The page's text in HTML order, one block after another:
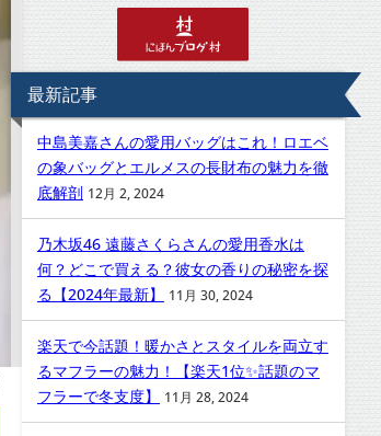
最新記事
中島美嘉さんの愛用バッグはこれ！ロエベ
の象バッグとエルメスの長財布の魅力を徹
底解剖 12月 2, 2024
乃木坂46 遠藤さくらさんの愛用香水は
何？どこで買える？彼女の香りの秘密を探
る【2024年最新】
11月 30, 2024
楽天で今話題！暖かさとスタイルを両立す
るマフラーの魅力！【楽天1位✨話題のマ
フラーで冬支度】
11月 28, 2024